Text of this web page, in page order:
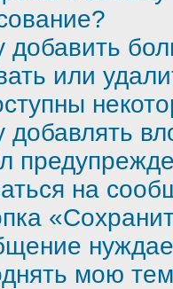
добавить
или
добавлять
на
мою